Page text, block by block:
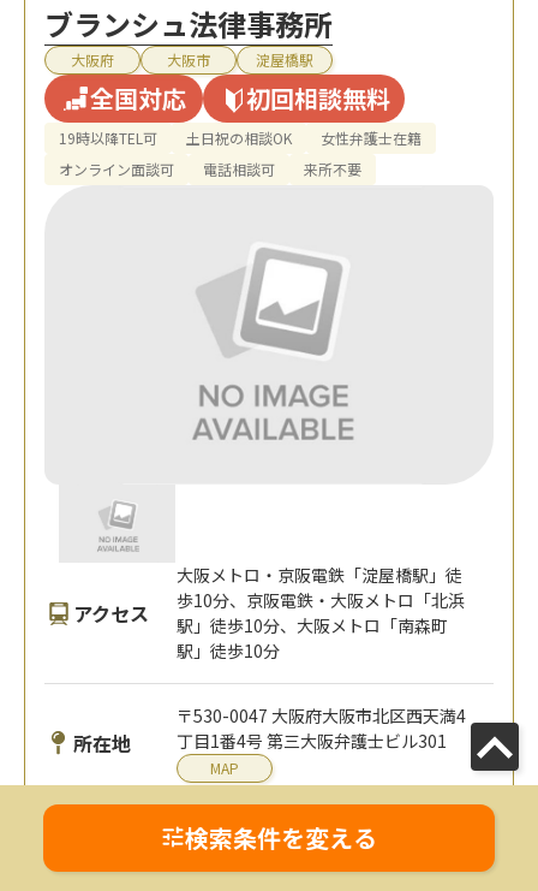
ブランシュ法律事務所
大阪府 大阪市 淀屋橋駅
全国対応 初回相談無料
19時以降TEL可 土日祝の相談OK
女性弁護士在籍
オンライン面談可
電話相談可 来所不要
アクセス
大阪メトロ・京阪電鉄「淀屋橋駅」徒
歩10分、京阪電鉄・大阪メトロ「北浜
駅」徒歩10分、大阪メトロ「南森町
駅」徒歩10分
所在地
〒530-0047 大阪府大阪市北区西天満4
丁目1番4号 第三大阪弁護士ビル301
MAP
対応エリア 大阪府 全国オンライン対応可
検索条件を変える